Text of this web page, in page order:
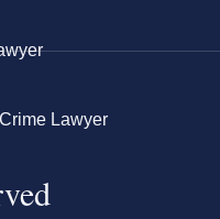
Lawyer